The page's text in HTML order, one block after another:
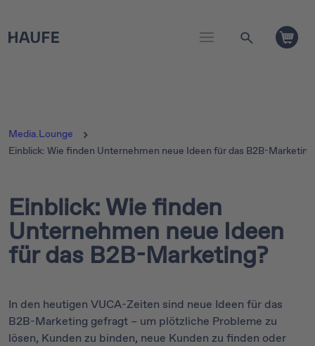
Media.Lounge
Einblick: Wie finden Unternehmen neue Ideen für das B2B-
Einblick: Wie finden
Unternehmen neue Ideen
für das B2B-Marketing?
In den heutigen VUCA-Zeiten sind neue Ideen für das
B2B-Marketing gefragt – um plötzliche Probleme zu
lösen, Kunden zu binden, neue Kunden zu finden oder